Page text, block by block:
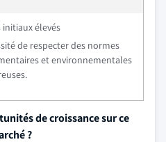
initiaux élevés
de respecter des normes
et environnementales
de croissance sur ce
?